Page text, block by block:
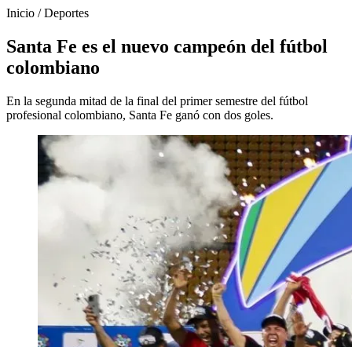
Inicio /Deportes
Santa Fe es el nuevo campeón del fútbol
colombiano
En la segunda mitad de la final del primer semestre del fútbol
profesional colombiano, Santa Fe ganó con dos goles.